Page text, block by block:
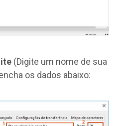
(Digite um nome de sua
os dados abaixo: